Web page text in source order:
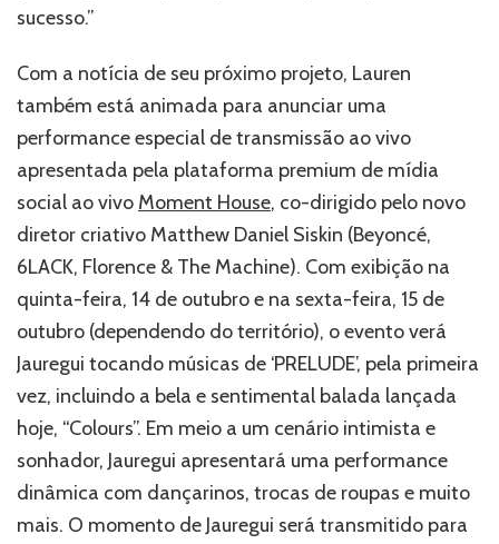
sucesso.”
Com a notícia de seu próximo projeto, Lauren
também está animada para anunciar uma
performance especial de transmissão ao vivo
apresentada pela plataforma premium de mídia
social ao vivo Moment House, co-dirigido pelo novo
diretor criativo Matthew Daniel Siskin (Beyoncé,
6LACK, Florence & The Machine). Com exibição na
quinta-feira, 14 de outubro e na sexta-feira, 15 de
outubro (dependendo do território), o evento verá
Jauregui tocando músicas de ‘PRELUDE’, pela primeira
vez, incluindo a bela e sentimental balada lançada
hoje, “Colours”. Em meio a um cenário intimista e
sonhador, Jauregui apresentará uma performance
dinâmica com dançarinos, trocas de roupas e muito
mais. O momento de Jauregui será transmitido para